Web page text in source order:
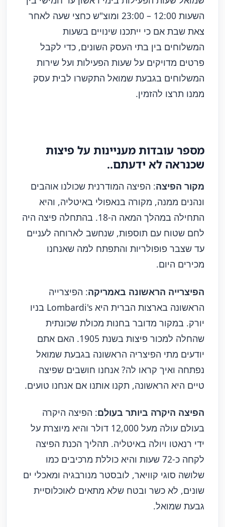
השעות 12:00 – 23:00 ומוצ"ש כחצי שעה לאחר
צאת שבת אם כי ייתכנו שינויים בשעות
המשלוחים בין בתי העסק השונים, כדי לקבל
פרטים מדויקים על שעות הפעילות ועל שירות
המשלוחים בגבעת שמואל התקשרו לבית עסק
ממנו תרצו להזמין.
מספר עובדות מעניינות על פיצות
שכנראה לא ידעתם..
מקור הפיצה: הפיצה המודרנית שכולנו אוהבים
ונהנים ממנה, מקורה בנאפולי באיטליה, והיא
התחילה במהלך המאה ה-18. בהתחלה פיצה היה
לחם שטוח עם תוספות, שנחשב לארוחה לעניים
עד שצבר פופולריות והתפתח למה שאנחנו
מכירים היום.
הפיצרייה הראשונה באמריקה: הפיצרייה
הראשונה בארצות הברית היא Lombardi's בניו
יורק. במקור מדובר בחנות מכולת שכונתית
שהחלה למכור פיצות בשנת 1905.
האם אתם
יודעים מתי הפיצריה הראשונה בגבעת שמואל
נפתחה ואיך קראו לה? אנחנו חושבים שפיצה
טיים היא הראשונה, תקנו אותנו אם אנחנו טועים.
הפיצה היקרה ביותר בעולם: הפיצה היקרה
בעולם עולה מעל 12,000 דולר והיא מיוצרת על
ידי רנאטו ויולה באיטליה. תהליך הכנת הפיצה
לקחה כ-72 שעות והיא כוללת מרכיבים כמו
שלושה סוגי קוויאר, לובסטר מנורבגיה ומאכלי ים
שונים, לא כשר ובטח שלא מתאים לאוכלוסיית
גבעת שמואל.